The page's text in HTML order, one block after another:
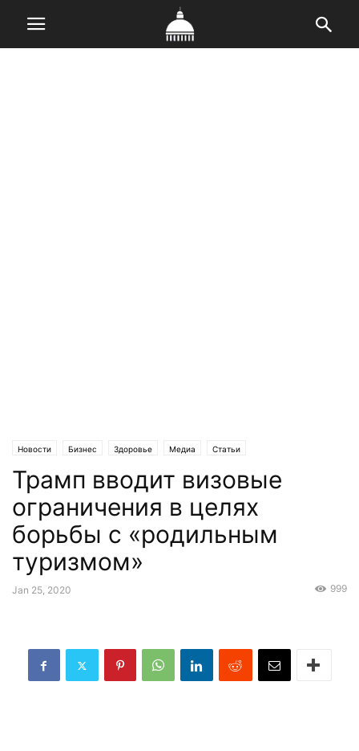
Новости Бизнес Здоровье Медиа Статьи
Трамп вводит визовые
ограничения в целях
борьбы с «родильным
туризмом»
Jan 25, 2020 999